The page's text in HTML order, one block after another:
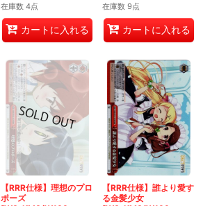
在庫数 4点
カートに入れる
在庫数 9点
カートに入れる
【RRR仕様】理想のプロ
ポーズ
【RRR仕様】誰より愛す
る金髪少女